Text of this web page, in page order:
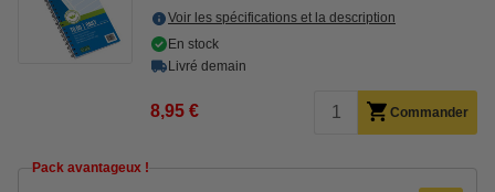
Voir les spécifications et la description
En stock
Livré demain
8,95 € Commander
Pack avantageux !